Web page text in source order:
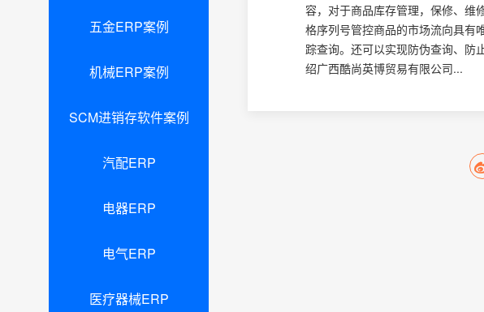
五金ERP案例
机械ERP案例
SCM进销存软件案例
汽配ERP
电器ERP
电气ERP
医疗器械ERP
容，对于商品库存管理，保修、维
格序列号管控商品的市场流向具有
踪查询。还可以实现防伪查询、防
绍广西酷尚英博贸易有限公司...